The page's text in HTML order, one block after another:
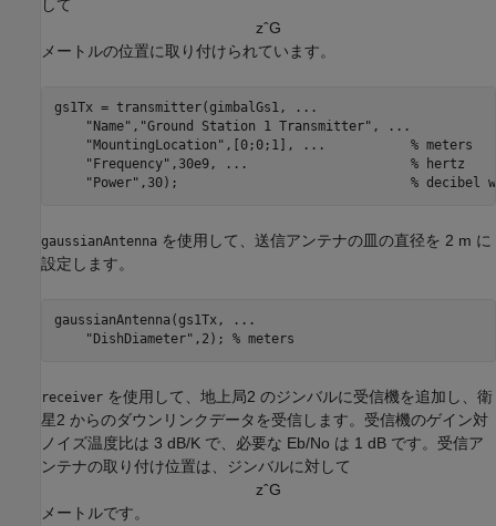
して
zˆG
メートルの位置に取り付けられています。
gs1Tx = transmitter(gimbalGs1,
...
"Name" , "Ground Station 1 Transmitter" ,
...
"MountingLocation" ,[0;0;1], ...
           % meters
"Frequency" ,30e9, ...
                     % hertz
"Power" ,30); % decibel
gaussianAntenna を使用して、送信アンテナの皿の直径を 2 m に
設定します。
gaussianAntenna(gs1Tx,
...
"DishDiameter" ,2); % meters
receiver を使用して、地上局2 のジンバルに受信機を追加し、衛
星2 からのダウンリンクデータを受信します。受信機のゲイン対
ノイズ温度比は 3 dB/K で、必要な Eb/No は 1 dB です。受信ア
ンテナの取り付け位置は、ジンバルに対して
zˆG
メートルです。